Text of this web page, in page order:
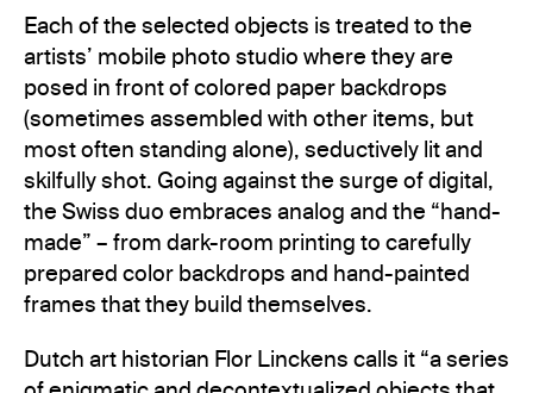
Each of the selected objects is treated to the
artists’ mobile photo studio where they are
posed in front of colored paper backdrops
(sometimes assembled with other items, but
most often standing alone), seductively lit and
skilfully shot. Going against the surge of digital,
the Swiss duo embraces analog and the “hand-
made” – from dark-room printing to carefully
prepared color backdrops and hand-painted
frames that they build themselves.
Dutch art historian Flor Linckens calls it “a series